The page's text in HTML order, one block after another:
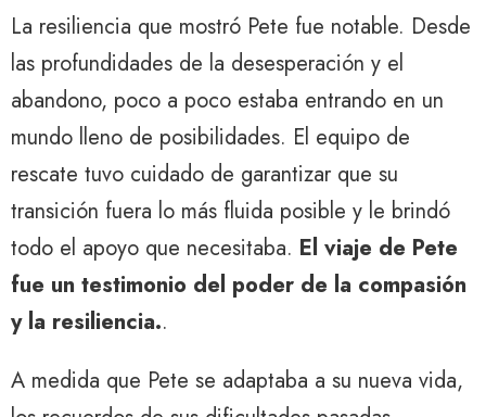
La resiliencia que mostró Pete fue notable. Desde
las profundidades de la desesperación y el
abandono, poco a poco estaba entrando en un
mundo lleno de posibilidades. El equipo de
rescate tuvo cuidado de garantizar que su
transición fuera lo más fluida posible y le brindó
todo el apoyo que necesitaba. El viaje de Pete
fue un testimonio del poder de la compasión
y la resiliencia..
A medida que Pete se adaptaba a su nueva vida,